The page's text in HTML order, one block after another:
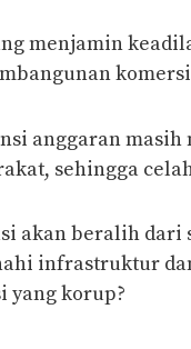
menjamin
anggaran
sehingga
akan beralih
infrastruktur
yang korup?